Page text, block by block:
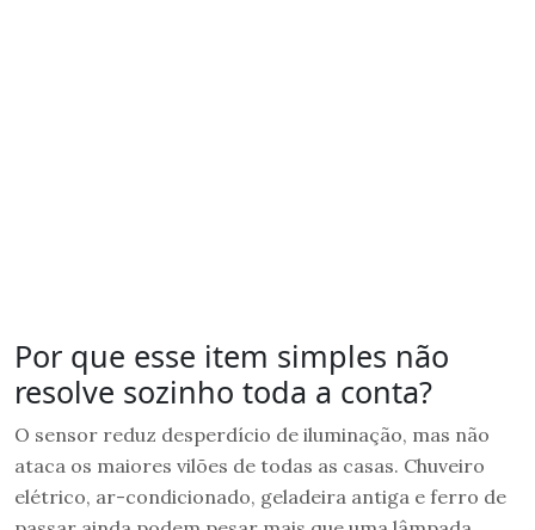
Por que esse item simples não
resolve sozinho toda a conta?
O sensor reduz desperdício de iluminação, mas não
ataca os maiores vilões de todas as casas. Chuveiro
elétrico, ar-condicionado, geladeira antiga e ferro de